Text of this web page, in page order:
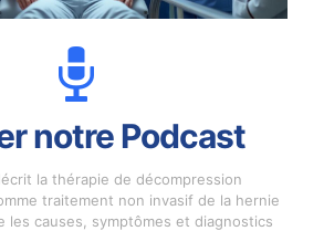
notre Podcast
la thérapie de décompression
traitement non invasif de la hernie
les causes, symptômes et diagnostics